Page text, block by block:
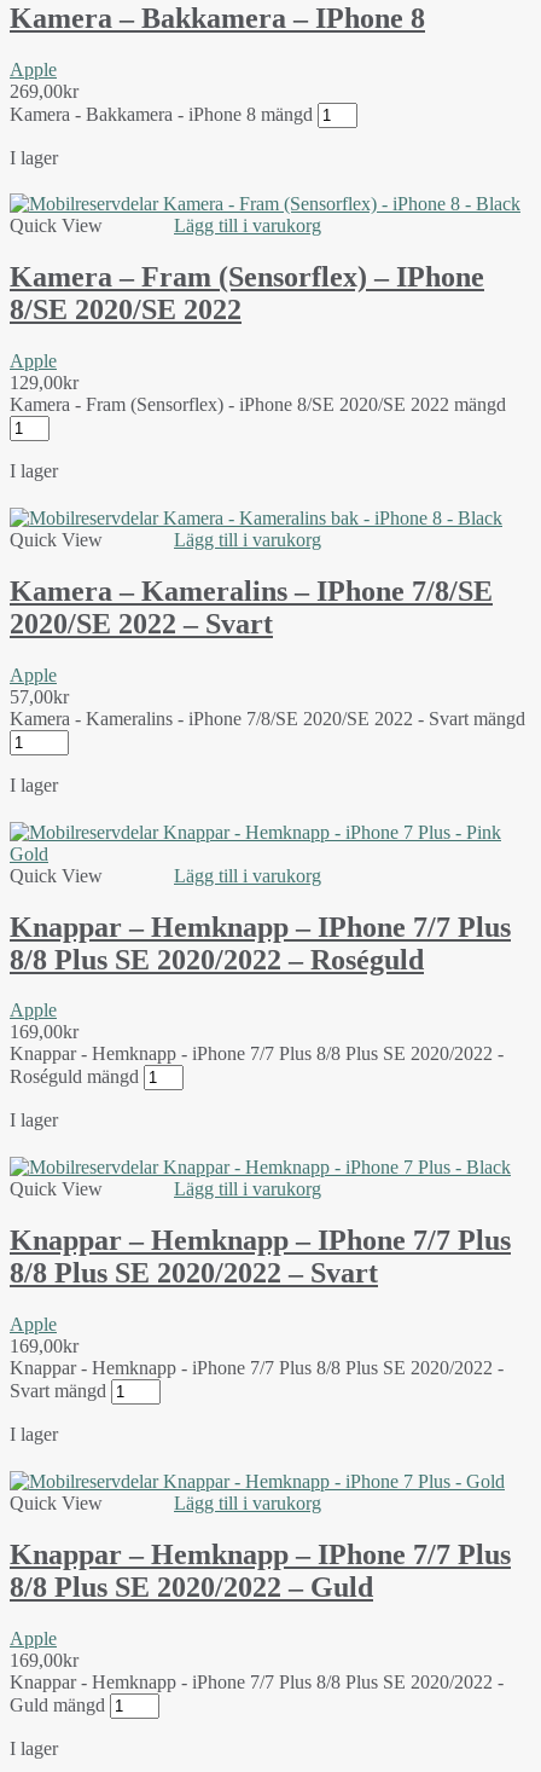
Kamera – Bakkamera – IPhone 8
Apple
269,00kr
Kamera - Bakkamera - iPhone 8 mängd
I lager
Quick View Lägg till i varukorg
Kamera – Fram (Sensorflex) – IPhone
8/SE 2020/SE 2022
Apple
129,00kr
Kamera - Fram (Sensorflex) - iPhone 8/SE 2020/SE 2022 mängd
I lager
Quick View Lägg till i varukorg
Kamera – Kameralins – IPhone 7/8/SE
2020/SE 2022 – Svart
Apple
57,00kr
Kamera - Kameralins - iPhone 7/8/SE 2020/SE 2022 - Svart mängd
I lager
Quick View Lägg till i varukorg
Knappar – Hemknapp – IPhone 7/7 Plus
8/8 Plus SE 2020/2022 – Roséguld
Apple
169,00kr
Knappar - Hemknapp - iPhone 7/7 Plus 8/8 Plus SE 2020/2022 -
Roséguld mängd
I lager
Quick View Lägg till i varukorg
Knappar – Hemknapp – IPhone 7/7 Plus
8/8 Plus SE 2020/2022 – Svart
Apple
169,00kr
Knappar - Hemknapp - iPhone 7/7 Plus 8/8 Plus SE 2020/2022 -
Svart mängd
I lager
Quick View Lägg till i varukorg
Knappar – Hemknapp – IPhone 7/7 Plus
8/8 Plus SE 2020/2022 – Guld
Apple
169,00kr
Knappar - Hemknapp - iPhone 7/7 Plus 8/8 Plus SE 2020/2022 -
Guld mängd
I lager